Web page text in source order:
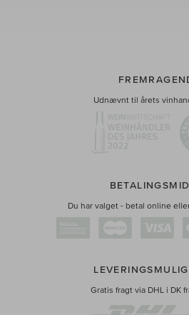
Udnævnt til årets
Du har valget - betal online
Gratis fragt via DHL i DK